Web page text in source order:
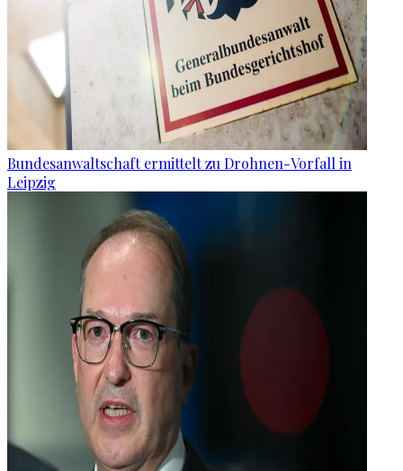
Bundesanwaltschaft ermittelt zu Drohnen-Vorfall in
Leipzig